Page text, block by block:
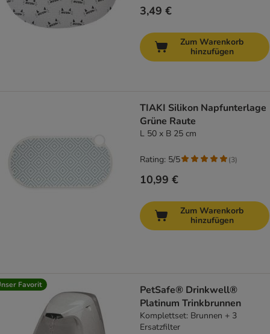
3,49 €
Zum Warenkorb
hinzufügen
TIAKI Silikon Napfunterlage
Grüne Raute
L 50 x B 25 cm
10,99 €
Rating: 5/5 (3)
Zum Warenkorb
hinzufügen
Favorit
PetSafe® Drinkwell®
Platinum Trinkbrunnen
Komplettset: Brunnen + 3
Ersatzfilter